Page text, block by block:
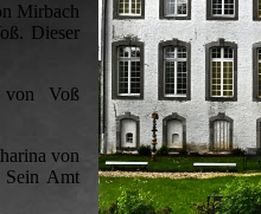
Mirbach
Dieser
von Voß
von
Sein Amt